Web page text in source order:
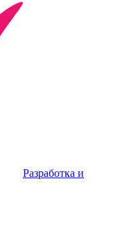
Разработка и